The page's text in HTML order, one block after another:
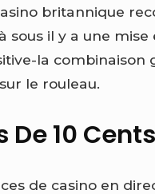
britannique
il y a une mise
la combinaison
le rouleau.
De 10 Cents
de casino en